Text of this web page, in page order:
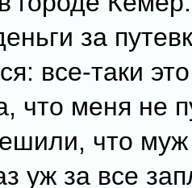
за
все-таки
что меня не
что
уж за все